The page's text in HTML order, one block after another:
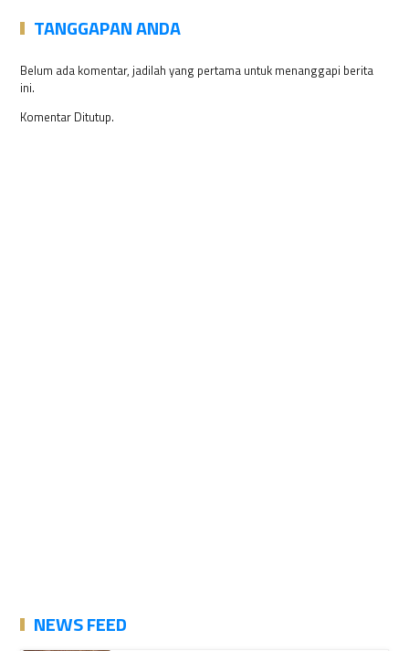
TANGGAPAN ANDA
Belum ada komentar, jadilah yang pertama untuk menanggapi berita
ini.
Komentar Ditutup.
NEWS FEED